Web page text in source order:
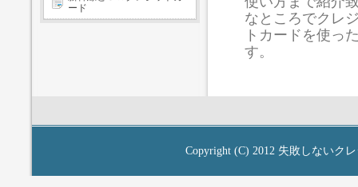
なところでクレ
トカードを使っ
す。
ード
Copyright (C) 2012 失敗しないク